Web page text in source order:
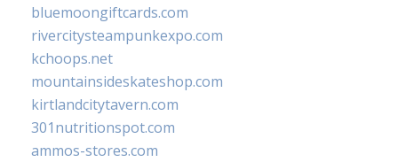
bluemoongiftcards.com
rivercitysteampunkexpo.com
kchoops.net
mountainsideskateshop.com
kirtlandcitytavern.com
301nutritionspot.com
ammos-stores.com